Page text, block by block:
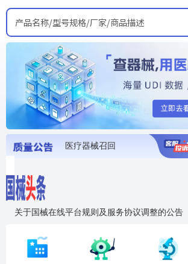
产品名称/型号规格/厂家/商品描述
医疗器械召回
关于国械在线平台规则及服务协议调整的公告
国药创研AED开启全国招商